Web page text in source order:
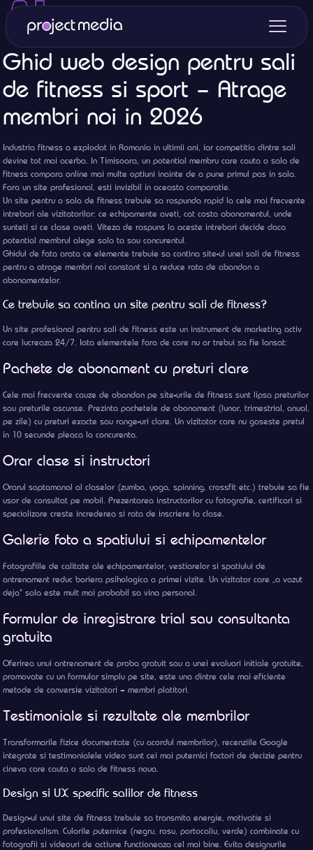
Ghid web design pentru sali
de fitness si sport – Atrage
membri noi in 2026
Industria fitness a explodat in Romania in ultimii ani, iar competitia dintre sali
devine tot mai acerba. In Timisoara, un potential membru care cauta o sala de
fitness compara online mai multe optiuni inainte de a pune primul pas in sala.
Fara un site profesional, esti invizibil in aceasta comparatie.
Un site pentru o sala de fitness trebuie sa raspunda rapid la cele mai frecvente
intrebari ale vizitatorilor: ce echipamente aveti, cat costa abonamentul, unde
sunteti si ce clase aveti. Viteza de raspuns la aceste intrebari decide daca
potential membrul alege sala ta sau concurentul.
Ghidul de fata arata ce elemente trebuie sa contina site-ul unei sali de fitness
pentru a atrage membri noi constant si a reduce rata de abandon a
abonamentelor.
Ce trebuie sa contina un site pentru sali de fitness?
Un site profesional pentru sali de fitness este un instrument de marketing activ
care lucreaza 24/7. Iata elementele fara de care nu ar trebui sa fie lansat:
Pachete de abonament cu preturi clare
Cele mai frecvente cauze de abandon pe site-urile de fitness sunt lipsa preturilor
sau preturile ascunse. Prezinta pachetele de abonament (lunar, trimestrial, anual,
pe zile) cu preturi exacte sau range-uri clare. Un vizitator care nu gaseste pretul
in 10 secunde pleaca la concurenta.
Orar clase si instructori
Orarul saptamanal al claselor (zumba, yoga, spinning, crossfit etc.) trebuie sa fie
usor de consultat pe mobil. Prezentarea instructorilor cu fotografie, certificari si
specializare creste increderea si rata de inscriere la clase.
Galerie foto a spatiului si echipamentelor
Fotografiile de calitate ale echipamentelor, vestiarelor si spatiului de
antrenament reduc bariera psihologica a primei vizite. Un vizitator care „a vazut
deja” sala este mult mai probabil sa vina personal.
Formular de inregistrare trial sau consultanta
gratuita
Oferirea unui antrenament de proba gratuit sau a unei evaluari initiale gratuite,
promovate cu un formular simplu pe site, este una dintre cele mai eficiente
metode de conversie vizitatori – membri platitori.
Testimoniale si rezultate ale membrilor
Transformarile fizice documentate (cu acordul membrilor), recenziile Google
integrate si testimonialele video sunt cei mai puternici factori de decizie pentru
cineva care cauta o sala de fitness noua.
Design si UX specific salilor de fitness
Design-ul unui site de fitness trebuie sa transmita energie, motivatie si
profesionalism. Culorile puternice (negru, rosu, portocaliu, verde) combinate cu
fotografii si videouri de actiune functioneaza cel mai bine. Evita designurile